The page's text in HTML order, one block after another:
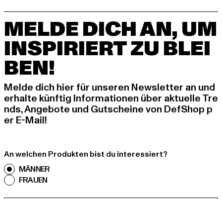
MELDE DICH AN, UM
INSPIRIERT ZU BLEI
BEN!
Melde dich hier für unseren Newsletter an und
erhalte künftig Informationen über aktuelle Tre
nds, Angebote und Gutscheine von DefShop p
er E-Mail!
An welchen Produkten bist du interessiert?
MÄNNER
FRAUEN